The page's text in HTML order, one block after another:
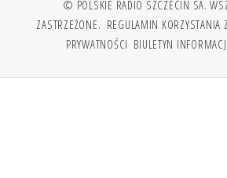
© POLSKIE RADIO SZCZECIN SA.
ZASTRZEŻONE. REGULAMIN KORZYSTANIA
PRYWATNOŚCI BIULETYN